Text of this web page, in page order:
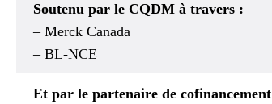
Soutenu par le CQDM à travers :
– Merck Canada
– BL-NCE
Et par le partenaire de cofinancement